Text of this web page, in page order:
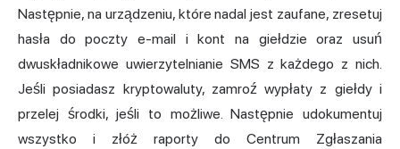
Następnie, na urządzeniu, które nadal jest zaufane, zresetuj
hasła do poczty e-mail i kont na giełdzie oraz usuń
dwuskładnikowe uwierzytelnianie SMS z każdego z nich.
Jeśli posiadasz kryptowaluty, zamroź wypłaty z giełdy i
przelej środki, jeśli to możliwe. Następnie udokumentuj
wszystko i złóż raporty do Centrum Zgłaszania